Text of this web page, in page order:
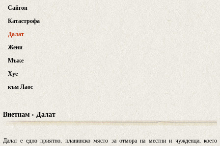
Сайгон
Катастрофа
Далат
Жени
Мъже
Хуе
към Лаос
Виетнам › Далат
Далат е едно приятно, планинско място за отмора на местни и чужденци, което